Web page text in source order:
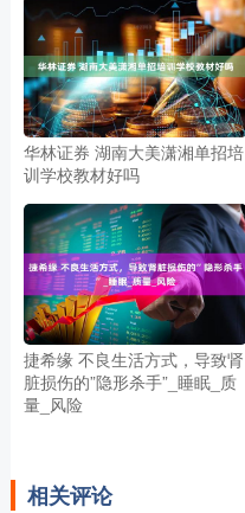
华林证券 湖南大美潇湘单招培
训学校教材好吗
捷希缘 不良生活方式，导致肾
脏损伤的”隐形杀手”_睡眠_质
量_风险
相关评论